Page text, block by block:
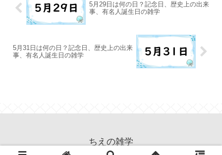
5月29日は何の日？記念日、歴史上の出来
事、有名人誕生日の雑学
5月31日は何の日？記念日、歴史上の出来
事、有名人誕生日の雑学
ちえの雑学